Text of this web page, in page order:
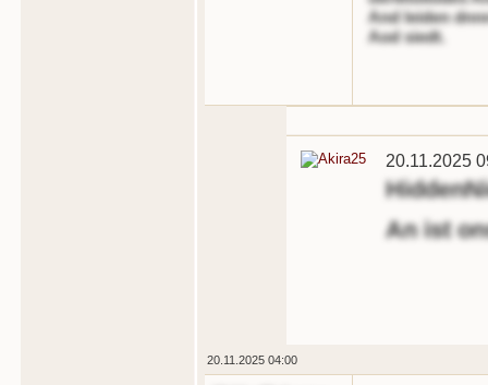
And leiden
Aod siedt.
20.11.2025
An ist
20.11.2025 04:00